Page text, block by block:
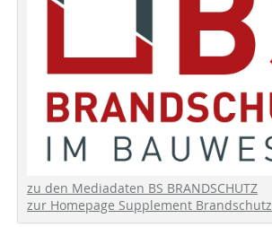
zu den Mediadaten BS BRANDSCHUTZ
zur Homepage Supplement Brandschutz